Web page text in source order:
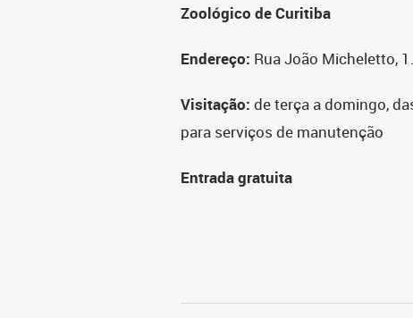
Zoológico de Curitiba
Endereço: Rua João Micheletto,
Visitação: de terça a domingo,
para serviços de manutenção
Entrada gratuita